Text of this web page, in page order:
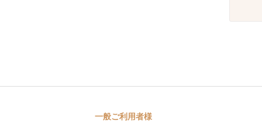
一般ご利用者様